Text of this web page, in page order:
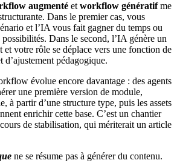
augmenté et workflow génératifme
Dans le premier cas, vous
et l’IA vous fait gagner du temps ou
Dans le second, l’IA génère un
et votre rôle se déplace vers une fonction de
d’ajustement pédagogique.
évolue encore davantage : des agents
une première version de module,
à partir d’une structure type, puis les assets
enrichir cette base. C’est un chantier
de stabilisation, qui mériterait un article
ne se résume pas à générer du contenu.